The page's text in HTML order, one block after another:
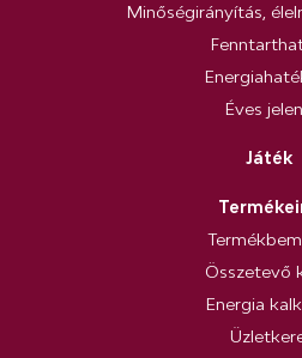
Minőségirányítás,
Éves
Játék
Összetevő
Energia